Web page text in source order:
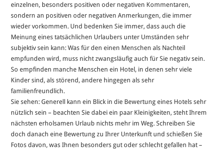
einzelnen, besonders positiven oder negativen Kommentaren,
sondern an positiven oder negativen Anmerkungen, die immer
wieder vorkommen. Und bedenken Sie immer, dass auch die
Meinung eines tatsächlichen Urlaubers unter Umständen sehr
subjektiv sein kann: Was für den einen Menschen als Nachteil
empfunden wird, muss nicht zwangsläufig auch für Sie negativ sein.
So empfinden manche Menschen ein Hotel, in denen sehr viele
Kinder sind, als störend, andere hingegen als sehr
familienfreundlich.
Sie sehen: Generell kann ein Blick in die Bewertung eines Hotels sehr
nützlich sein – beachten Sie dabei ein paar Kleinigkeiten, steht Ihrem
nächsten erholsamen Urlaub nichts mehr im Weg. Schreiben Sie
doch danach eine Bewertung zu Ihrer Unterkunft und schießen Sie
Fotos davon, was Ihnen besonders gut oder schlecht gefallen hat –